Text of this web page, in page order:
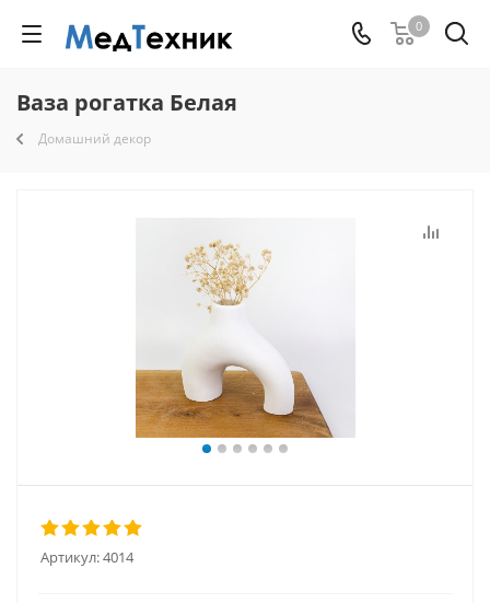
0
Ваза рогатка Белая
Домашний декор
Артикул:4014